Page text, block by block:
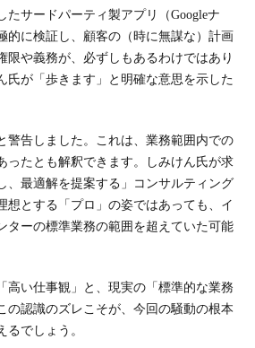
たサードパーティ製アプリ（Googleナ
的に検証し、顧客の（時に無謀な）計画
限や義務が、必ずしもあるわけではあり
氏が「歩きます」と明確な意思を示した
警告しました。これは、業務範囲内での
ったとも解釈できます。しみけん氏が求
、最適解を提案する」コンサルティング
想とする「プロ」の姿ではあっても、イ
ターの標準業務の範囲を超えていた可能
高い仕事観」と、現実の「標準的な業務
の認識のズレこそが、今回の騒動の根本
るでしょう。